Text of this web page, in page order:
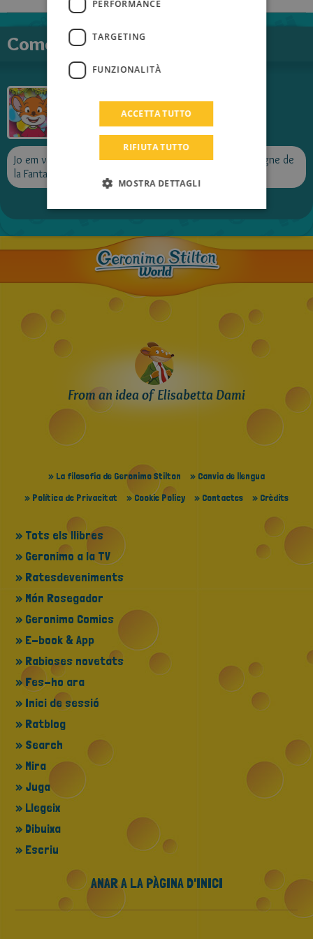
Comentaris
2013-05-10
Jo em vaig comprar el sisè llibre de les Cròniques del Regne de
la Fantasia però encara no l'he començat.
From an idea of Elisabetta Dami
» La filosofia de Geronimo Stilton
» Canvia de llengua
» Política de Privacitat
» Cookie Policy » Contactes » Crèdits
» Tots els llibres
» Geronimo a la TV
» Ratesdeveniments
» Món Rosegador
» Geronimo Comics
» E-book & App
» Rabioses novetats
» Fes-ho ara
» Inici de sessió
» Ratblog
» Search
» Mira
» Juga
» Llegeix
» Dibuixa
» Escriu
ANAR A LA PÀGINA D'INICI
DUTCH
PERFORMANCE
TARGETING
FUNZIONALITÀ
ACCETTA TUTTO
RIFIUTA TUTTO
MOSTRA DETTAGLI